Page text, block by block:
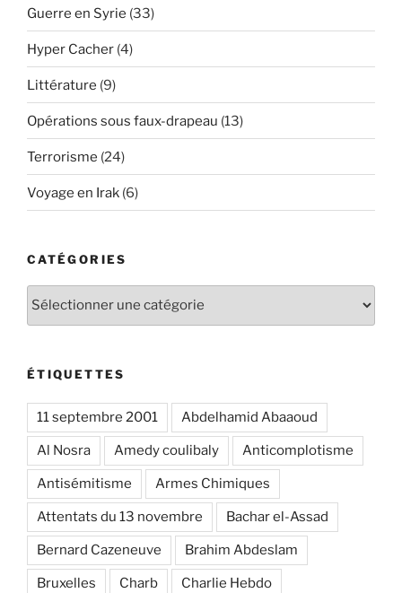
Guerre en Syrie (33)
Hyper Cacher (4)
Littérature (9)
Opérations sous faux-drapeau (13)
Terrorisme (24)
Voyage en Irak (6)
CATÉGORIES
ÉTIQUETTES
11 septembre 2001 Abdelhamid Abaaoud
Al Nosra Amedy coulibaly Anticomplotisme
Antisémitisme Armes Chimiques
Attentats du 13 novembre Bachar el-Assad
Bernard Cazeneuve Brahim Abdeslam
Bruxelles Charb Charlie Hebdo